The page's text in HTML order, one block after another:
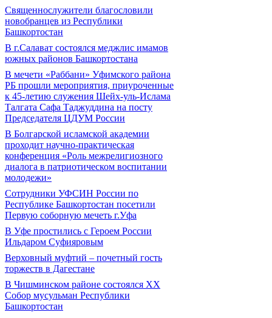
Священнослужители благословили
новобранцев из Республики
Башкортостан
В г.Салават состоялся меджлис имамов
южных районов Башкортостана
В мечети «Раббани» Уфимского района
РБ прошли мероприятия, приуроченные
к 45-летию служения Шейх-уль-Ислама
Талгата Сафа Таджуддина на посту
Председателя ЦДУМ России
В Болгарской исламской академии
проходит научно-практическая
конференция «Роль межрелигиозного
диалога в патриотическом воспитании
молодежи»
Сотрудники УФСИН России по
Республике Башкортостан посетили
Первую соборную мечеть г.Уфа
В Уфе простились с Героем России
Ильдаром Суфияровым
Верховный муфтий – почетный гость
торжеств в Дагестане
В Чишминском районе состоялся XX
Собор мусульман Республики
Башкортостан